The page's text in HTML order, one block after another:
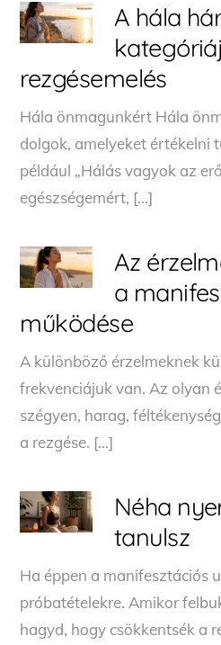
A hála
rezgésemelés
Hála önmagunkért Hála
dolgok, amelyeket értékelni
például „Hálás vagyok az
egészségemért, […]
Az
a
működése
A különböző érzelmeknek
frekvenciájuk van. Az olyan
szégyen, harag,
a rezgése. […]
Néha
tanulsz
Ha éppen a manifesztációs
próbatételekre. Amikor
hagyd, hogy csökkentsék a